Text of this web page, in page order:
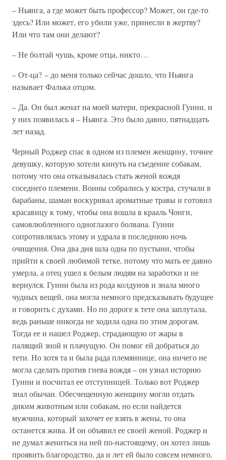
– Ньянга, а где может быть профессор? Может, он где-то
здесь? Или может, его убили уже, принесли в жертву?
Или что там они делают?
– Не болтай чушь, кроме отца, никто…
– От-ца? – до меня только сейчас дошло, что Ньянга
называет Фалька отцом.
– Да. Он был женат на моей матери, прекрасной Гуини, и
у них появилась я – Ньянга. Это было давно, пятнадцать
лет назад.
Черный Роджер спас в одном из племен женщину, точнее
девушку, которую хотели кинуть на съедение собакам,
потому что она отказывалась стать женой вождя
соседнего племени. Воины собрались у костра, стучали в
барабаны, шаман воскуривал ароматные травы и готовил
красавицу к тому, чтобы она вошла в крааль Чонги,
самовлюбленного одноглазого болвана. Гуини
сопротивлялась этому и удрала в последнюю ночь
очищения. Она два дня шла одна по пустыни, чтобы
прийти к своей любимой тетке, потому что мать ее давно
умерла, а отец ушел к белым людям на заработки и не
вернулся. Гуини была из рода колдунов и знала много
чудных вещей, она могла немного предсказывать будущее
и говорить с духами. Но по дороге к тете она заплутала,
ведь раньше никогда не ходила одна по этим дорогам.
Тогда ее и нашел Роджер, страдающую от жары в
палящий зной и плачущую. Он помог ей добраться до
тети. Но хотя та и была рада племяннице, она ничего не
могла сделать против гнева вождя – он узнал историю
Гуини и посчитал ее отступницей. Только вот Роджер
знал обычаи. Обесчещенную женщину могли отдать
диким животным или собакам, но если найдется
мужчина, который захочет ее взять в жены, то она
останется жива. И он объявил ее своей женой. Роджер и
не думал жениться на ней по-настоящему, он хотел лишь
проявить благородство, да и лет ей было совсем немного,